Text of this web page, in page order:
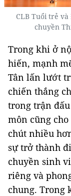
CLB Tuổi trẻ
chuyền
Trong khi ở
hiến, mạnh
Tân lấn lướt
chiến thắng
trong trận
môn cũng
chút nhiều
sự trở thành
chuyền sinh
riêng và
chung. Trong